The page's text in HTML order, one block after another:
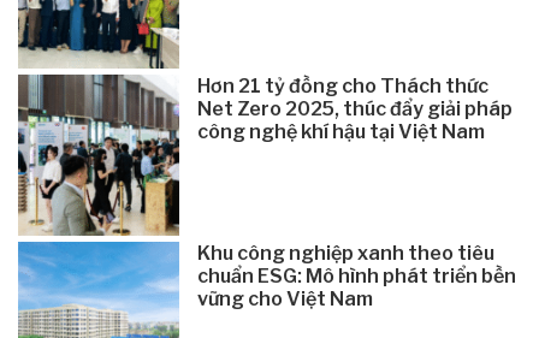
Hơn 21 tỷ đồng cho Thách thức
Net Zero 2025, thúc đẩy giải pháp
công nghệ khí hậu tại Việt Nam
Khu công nghiệp xanh theo tiêu
chuẩn ESG: Mô hình phát triển bền
vững cho Việt Nam